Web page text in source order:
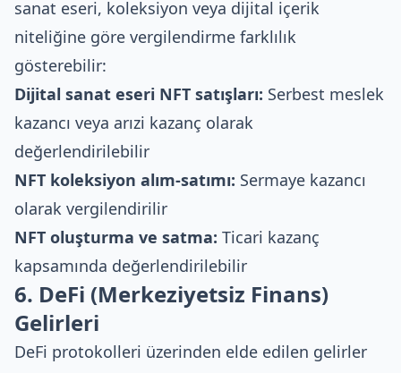
sanat eseri, koleksiyon veya dijital içerik
niteliğine göre vergilendirme farklılık
gösterebilir:
Dijital sanat eseri NFT satışları: Serbest meslek
kazancı veya arızi kazanç olarak
değerlendirilebilir
NFT koleksiyon alım-satımı: Sermaye kazancı
olarak vergilendirilir
NFT oluşturma ve satma: Ticari kazanç
kapsamında değerlendirilebilir
6. DeFi (Merkeziyetsiz Finans)
Gelirleri
DeFi protokolleri üzerinden elde edilen gelirler